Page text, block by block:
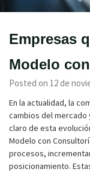
Empresas
Modelo
Posted on 12 de
En la actualidad, la
cambios del
claro de esta
Modelo con
procesos,
posicionamiento.